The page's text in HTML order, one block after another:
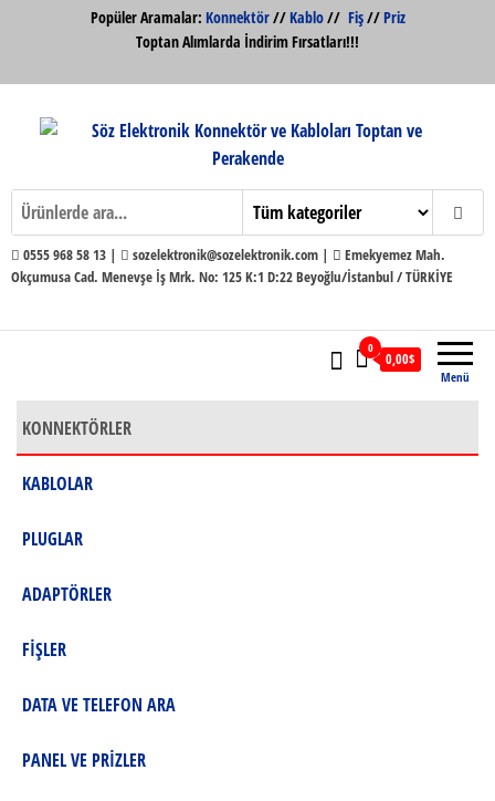
Popüler Aramalar: Konnektör//Kablo// Fiş//Priz
Toptan Alımlarda İndirim Fırsatları!!!
Söz Elektronik Konnektör ve Kabloları
Toptan ve Perakende
Söz Elektronik
0555 968 58 13 | sozelektronik@sozelektronik.com |
Emekyemez Mah.
Okçumusa Cad. Menevşe İş Mrk. No: 125 K:1 D:22 Beyoğlu/İstanbul / TÜRKİYE
Menü
0
0,00$
KONNEKTÖRLER
KABLOLAR
PLUGLAR
ADAPTÖRLER
FİŞLER
DATA VE TELEFON ARA
PANEL VE PRİZLER